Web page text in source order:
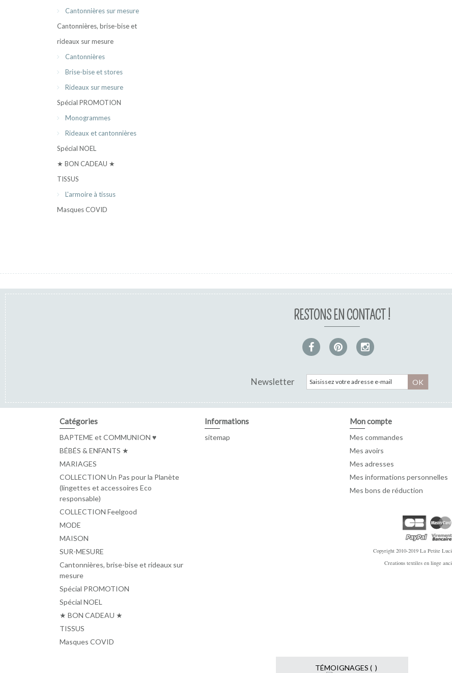
Cantonnières sur mesure
Cantonnières, brise-bise et
rideaux sur mesure
Cantonnières
Brise-bise et stores
Rideaux sur mesure
Spécial PROMOTION
Monogrammes
Rideaux et cantonnières
Spécial NOEL
★ BON CADEAU ★
TISSUS
L'armoire à tissus
Masques COVID
RESTONS EN CONTACT !
Newsletter OK
Catégories
BAPTEME et COMMUNION ♥
BÉBÉS & ENFANTS ★
MARIAGES
COLLECTION Un Pas pour la Planète
(lingettes et accessoires Eco
responsable)
COLLECTION Feelgood
MODE
MAISON
SUR-MESURE
Cantonnières, brise-bise et rideaux sur
mesure
Spécial PROMOTION
Spécial NOEL
★ BON CADEAU ★
TISSUS
Masques COVID
Informations
sitemap
Mon compte
Mes commandes
Mes avoirs
Mes adresses
Mes informations personnelles
Mes bons de réduction
Copyright 2010-2019 La Petite
Creations textiles en linge
TÉMOIGNAGES ( )